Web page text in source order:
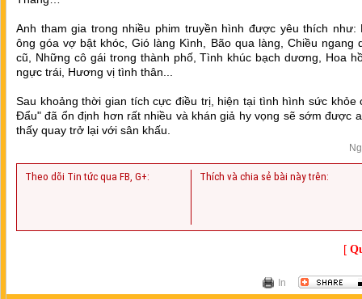
Anh tham gia trong nhiều phim truyền hình được yêu thích như:
ông góa vợ bật khóc, Gió làng Kình, Bão qua làng, Chiều ngang
cũ, Những cô gái trong thành phố, Tình khúc bạch dương, Hoa
ngực trái, Hương vị tình thân...
Sau khoảng thời gian tích cực điều trị, hiện tại tình hình sức khỏe
Đẩu" đã ổn định hơn rất nhiều và khán giả hy vọng sẽ sớm được
thấy quay trở lại với sân khấu.
Theo dõi Tin tức qua FB, G+: Thích và chia sẻ bài này trên:
[
In